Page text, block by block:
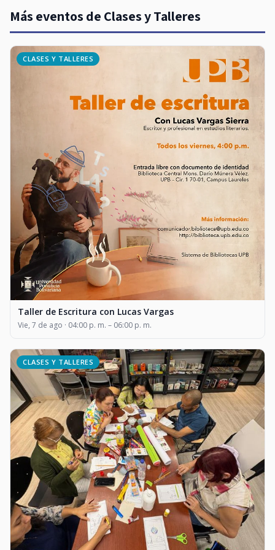
Más eventos de Clases y Talleres
CLASES Y TALLERES
Taller de Escritura con Lucas Vargas
Vie, 7 de ago · 04:00 p. m. – 06:00 p. m.
CLASES Y TALLERES